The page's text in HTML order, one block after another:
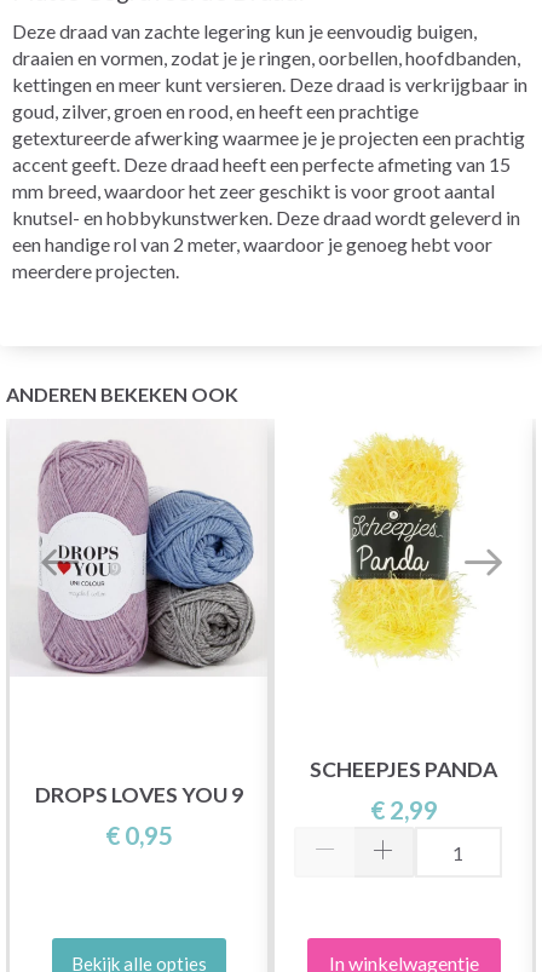
Deze draad van zachte legering kun je eenvoudig buigen,
draaien en vormen, zodat je je ringen, oorbellen, hoofdbanden,
kettingen en meer kunt versieren. Deze draad is verkrijgbaar in
goud, zilver, groen en rood, en heeft een prachtige
getextureerde afwerking waarmee je je projecten een prachtig
accent geeft. Deze draad heeft een perfecte afmeting van 15
mm breed, waardoor het zeer geschikt is voor groot aantal
knutsel- en hobbykunstwerken. Deze draad wordt geleverd in
een handige rol van 2 meter, waardoor je genoeg hebt voor
meerdere projecten.
ANDEREN BEKEKEN OOK
DROPS LOVES YOU 9
€ 0,95
Bekijk alle opties
SCHEEPJES PANDA
€ 2,99
In winkelwagentje